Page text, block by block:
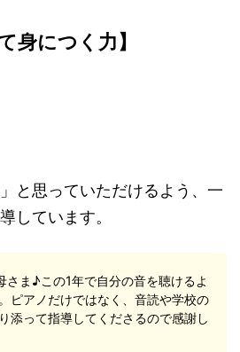
身につく力】
と思っていただけるよう、一
しています。
さま♪この1年で自分の音を聴けるよ
ピアノだけではなく、音読や学校の
添って指導してくださるので感謝し